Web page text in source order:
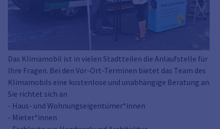
Das Klimamobil ist in vielen Stadtteilen die Anlaufstelle für
Ihre Fragen. Bei den Vor-Ort-Terminen bietet das Team des
Klimamobils eine kostenlose und unabhängige Beratung an.
Sie richtet sich an
- Haus- und Wohnungseigentümer*innen
- Mieter*innen